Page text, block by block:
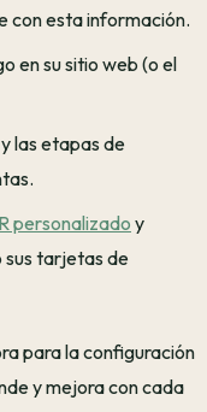
con esta información.
en su sitio web (o el
las etapas de
personalizadoy
sus tarjetas de
para la configuración
y mejora con cada